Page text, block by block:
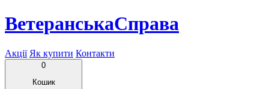
ВетеранськаСправа
Акції Як купити Контакти
0
Кошик